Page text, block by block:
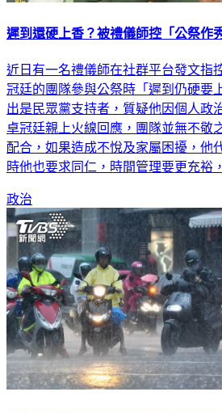
遲到還硬上香？被禮儀師控「公祭
近日有一名禮儀師在社群平台發文指
冠廷的團隊參與公祭時「遲到仍硬要
出是民眾黨支持者，質疑他因個人政
卓冠廷親上火線回應，團隊並無不敬
配合，如果造成不悅及家屬困擾，他
時他也要求同仁，時間管理要更充裕
政治